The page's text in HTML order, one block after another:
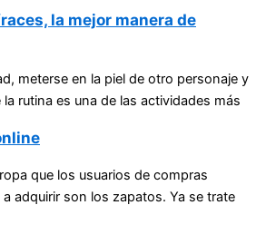
la mejor manera de
meterse en la piel de otro personaje y
rutina es una de las actividades más
que los usuarios de compras
adquirir son los zapatos. Ya se trate